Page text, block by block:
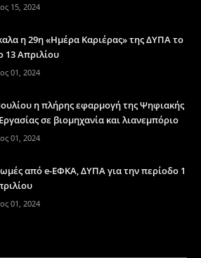
15, 2024
η 29η «Ημέρα Καριέρας» της ΔΥΠΑ το
13 Απριλίου
01, 2024
η πλήρης εφαρμογή της Ψηφιακής
σε βιομηχανία και λιανεμπόριο
01, 2024
από e-ΕΦΚΑ, ΔΥΠΑ για την περίοδο 1
01, 2024